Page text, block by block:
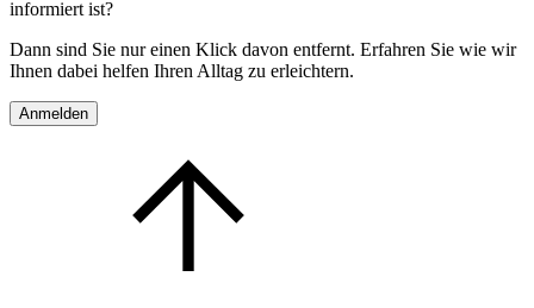
informiert ist?
Dann sind Sie nur einen Klick davon entfernt. Erfahren Sie wie wir
Ihnen dabei helfen Ihren Alltag zu erleichtern.
Anmelden